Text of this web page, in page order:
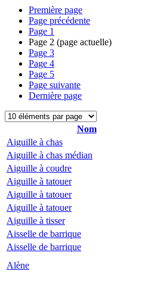
Première page
Page précédente
Page 1
Page 2 (page actuelle)
Page 3
Page 4
Page 5
Page suivante
Dernière page
Nom
Aiguille à chas
Aiguille à chas médian
Aiguille à coudre
Aiguille à tatouer
Aiguille à tatouer
Aiguille à tatouer
Aiguille à tisser
Aisselle de barrique
Aisselle de barrique
Alène